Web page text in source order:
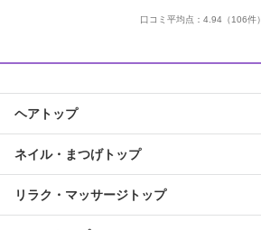
口コミ平均点： 4.94（106件）
ヘアトップ
ネイル・まつげトップ
リラク・マッサージトップ